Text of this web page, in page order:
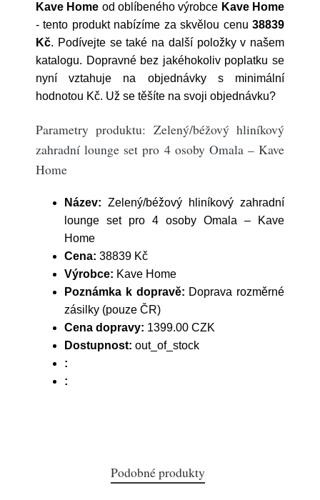
Kave Home od oblíbeného výrobce Kave Home
- tento produkt nabízíme za skvělou cenu 38839
Kč. Podívejte se také na další položky v našem
katalogu. Dopravné bez jakéhokoliv poplatku se
nyní vztahuje na objednávky s minimální
hodnotou Kč. Už se těšíte na svoji objednávku?
Parametry produktu: Zelený/béžový hliníkový
zahradní lounge set pro 4 osoby Omala – Kave
Home
Název: Zelený/béžový hliníkový zahradní
lounge set pro 4 osoby Omala – Kave
Home
Cena: 38839 Kč
Výrobce: Kave Home
Poznámka k dopravě: Doprava rozměrné
zásilky (pouze ČR)
Cena dopravy: 1399.00 CZK
Dostupnost: out_of_stock
:
:
Podobné produkty